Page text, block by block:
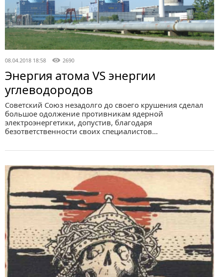
08.04.2018 18:58 2690
Энергия атома VS энергии
углеводородов
Советский Союз незадолго до своего крушения сделал
большое одолжение противникам ядерной
электроэнергетики, допустив, благодаря
безответственности своих специалистов…